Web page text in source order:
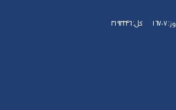
16707 کل:3193346